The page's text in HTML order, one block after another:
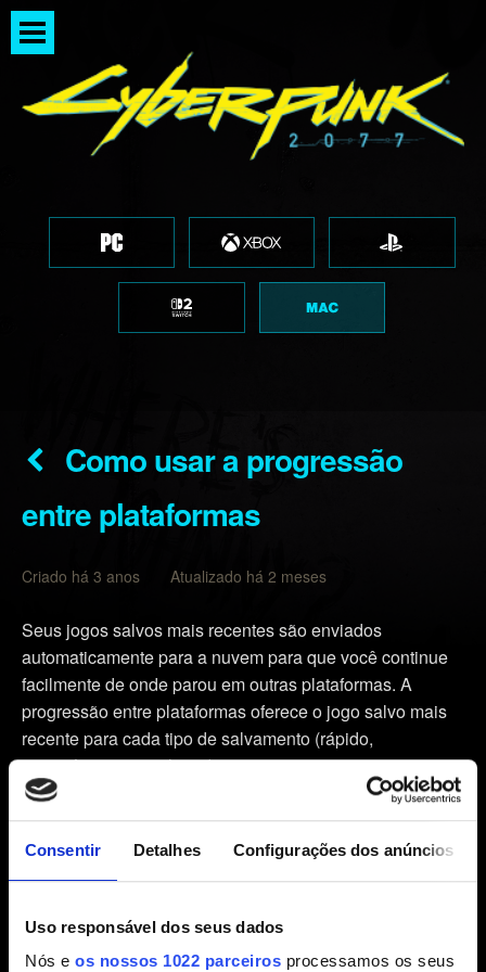
Consentir Detalhes Configurações dos anúncios
Uso responsável dos seus dados
Nós e os nossos 1022 parceiros processamos os seus
Como usar a progressão
entre plataformas
Criado há 3 anos Atualizado há 2 meses
Seus jogos salvos mais recentes são enviados
automaticamente para a nuvem para que você continue
facilmente de onde parou em outras plataformas. A
progressão entre plataformas oferece o jogo salvo mais
recente para cada tipo de salvamento (rápido,
automático, manual, etc.).
Certifique-se de que a versão deCyberpunk 2077
esteja atualizada com o patch mais recente — veja essa
informação no menu principal do jogo.
Progressão entre plataformas exibido no canto esquerdo
do botão.